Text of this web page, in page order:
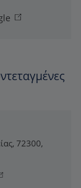
, 72300,